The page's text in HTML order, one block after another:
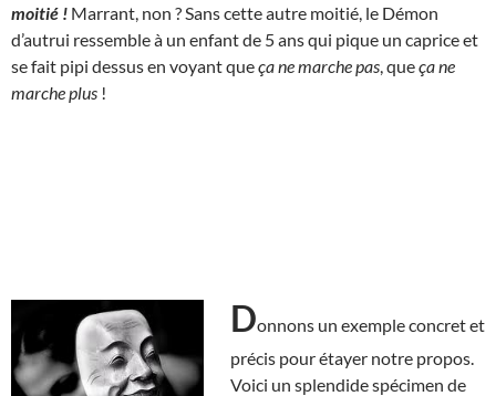
moitié ! Marrant, non ? Sans cette autre moitié, le Démon
d’autrui ressemble à un enfant de 5 ans qui pique un caprice et
se fait pipi dessus en voyant queça ne marche pas , queça ne
marche plus !
Donnons un exemple concret et
précis pour étayer notre propos.
Voici un splendide spécimen de